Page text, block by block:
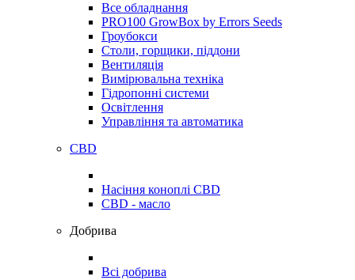
Все обладнання
PRO100 GrowBox by Errors Seeds
Гроубокси
Столи, горщики, піддони
Вентиляція
Вимірювальна техніка
Гідропонні системи
Освітлення
Управління та автоматика
CBD
Насіння коноплі CBD
CBD - масло
Добрива
Всі добрива